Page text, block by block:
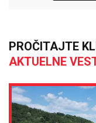
PROČITAJTE
AKTUELNE